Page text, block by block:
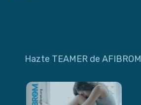
Hazte TEAMER de AFIBROM